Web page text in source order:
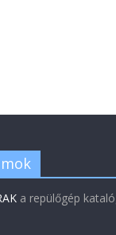
a repülőgép